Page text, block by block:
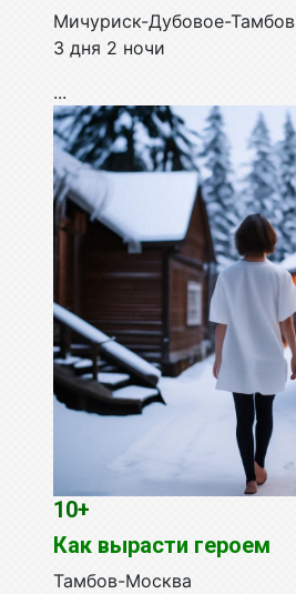
Мичуриск-Дубовое-Тамбов
3 дня 2 ночи
...
10+
Как вырасти героем
Тамбов-Москва